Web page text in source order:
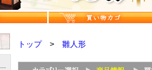
トップ> 雛人形